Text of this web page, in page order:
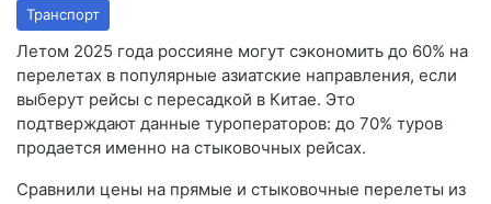
Транспорт
Летом 2025 года россияне могут сэкономить до 60% на
перелетах в популярные азиатские направления, если
выберут рейсы с пересадкой в Китае. Это
подтверждают данные туроператоров: до 70% туров
продается именно на стыковочных рейсах.
Сравнили цены на прямые и стыковочные перелеты из